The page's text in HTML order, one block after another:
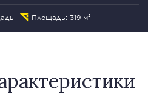
Площадь: 319 м²